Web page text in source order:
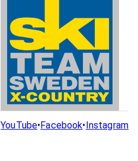
YouTube•Facebook•Instagram